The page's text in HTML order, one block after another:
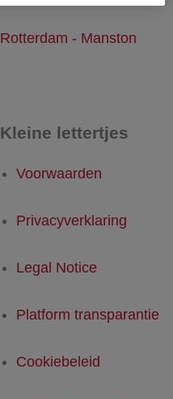
Rotterdam - Manston
Kleine lettertjes
Voorwaarden
Privacyverklaring
Legal Notice
Platform transparantie
Cookiebeleid